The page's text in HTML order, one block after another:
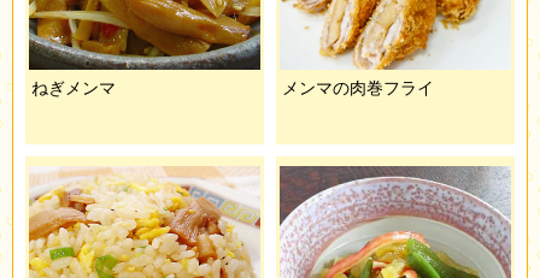
ねぎメンマ メンマの肉巻フライ